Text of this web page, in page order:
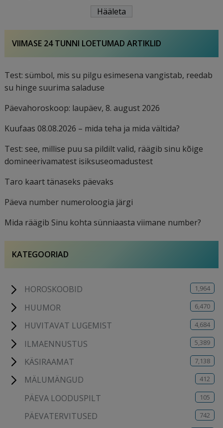
VIIMASE 24 TUNNI LOETUMAD ARTIKLID
Test: sümbol, mis su pilgu esimesena vangistab, reedab
su hinge suurima saladuse
Päevahoroskoop: laupäev, 8. august 2026
Kuufaas 08.08.2026 – mida teha ja mida vältida?
Test: see, millise puu sa pildilt valid, räägib sinu kõige
domineerivamatest isiksuseomadustest
Taro kaart tänaseks päevaks
Päeva number numeroloogia järgi
Mida räägib Sinu kohta sünniaasta viimane number?
KATEGOORIAD
HOROSKOOBID 1,964
HUUMOR 6,470
HUVITAVAT LUGEMIST 4,684
ILMAENNUSTUS 5,389
KÄSIRAAMAT 7,138
MÄLUMÄNGUD 412
PÄEVA LOODUSPILT 105
PÄEVATERVITUSED 742